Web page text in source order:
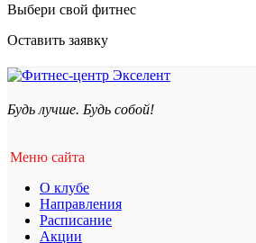
Выбери свой фитнес
Оставить заявку
Будь лучше. Будь собой!
Меню сайта
О клубе
Направления
Расписание
Акции